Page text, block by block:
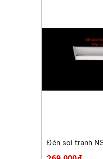
Đèn soi tranh